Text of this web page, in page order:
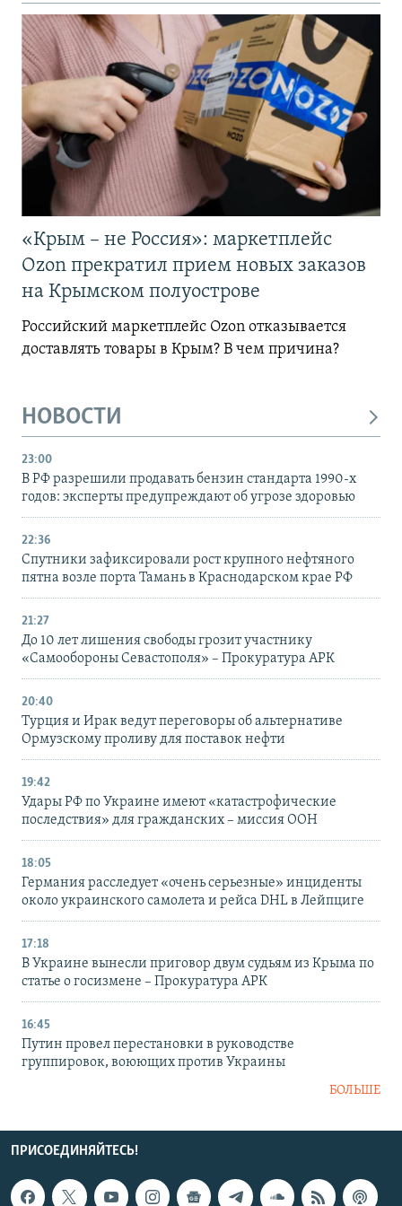
«Крым – не Россия»: маркетплейс
Ozon прекратил прием новых заказов
на Крымском полуострове
Российский маркетплейс Ozon отказывается
доставлять товары в Крым? В чем причина?
НОВОСТИ
23:00
В РФ разрешили продавать бензин стандарта 1990-х
годов: эксперты предупреждают об угрозе здоровью
22:36
Спутники зафиксировали рост крупного нефтяного
пятна возле порта Тамань в Краснодарском крае РФ
21:27
До 10 лет лишения свободы грозит участнику
«Самообороны Севастополя» – Прокуратура АРК
20:40
Турция и Ирак ведут переговоры об альтернативе
Ормузскому проливу для поставок нефти
19:42
Удары РФ по Украине имеют «катастрофические
последствия» для гражданских – миссия ООН
18:05
Германия расследует «очень серьезные» инциденты
около украинского самолета и рейса DHL в Лейпциге
17:18
В Украине вынесли приговор двум судьям из Крыма по
статье о госизмене – Прокуратура АРК
16:45
Путин провел перестановки в руководстве
группировок, воюющих против Украины
БОЛЬШЕ
ПРИСОЕДИНЯЙТЕСЬ!